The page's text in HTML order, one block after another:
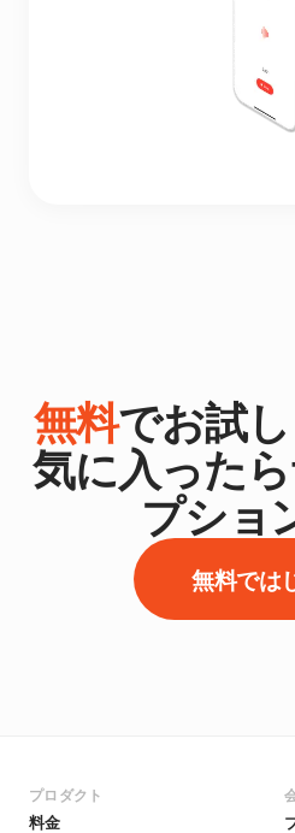
無料でお試し
気に入った
プショ
無料では
プロダクト
料金